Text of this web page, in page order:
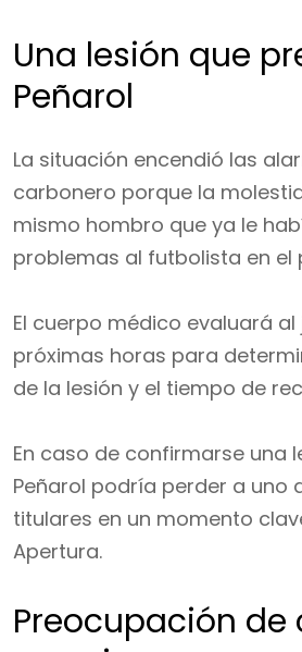
Una lesión que
Peñarol
La situación encendió las
carbonero porque la
mismo hombro que ya le
problemas al futbolista en el
El cuerpo médico evaluará
próximas horas para
de la lesión y el tiempo de
En caso de confirmarse una
Peñarol podría perder a uno
titulares en un momento
Apertura.
Preocupación de